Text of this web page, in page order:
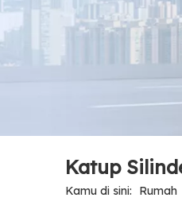
Katup
Kamu di sini: Rumah